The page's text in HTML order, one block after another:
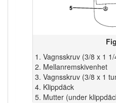
Vagnsskruv (3/8 x 1
Mellanremskivenhet
Vagnsskruv (3/8 x 1
Klippdäck
Mutter (under